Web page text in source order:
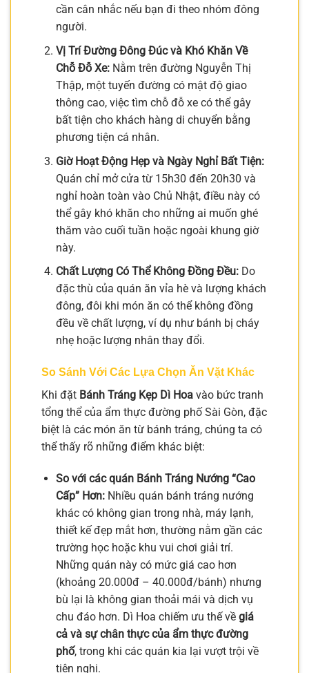
cần cân nhắc nếu bạn đi theo nhóm đông
người.
Vị Trí Đường Đông Đúc và Khó Khăn Về
Chỗ Đỗ Xe:Nằm trên đường Nguyễn Thị
Thập, một tuyến đường có mật độ giao
thông cao, việc tìm chỗ đỗ xe có thể gây
bất tiện cho khách hàng di chuyển bằng
phương tiện cá nhân.
Giờ Hoạt Động Hẹp và Ngày Nghỉ Bất Tiện:
Quán chỉ mở cửa từ 15h30 đến 20h30 và
nghỉ hoàn toàn vào Chủ Nhật, điều này có
thể gây khó khăn cho những ai muốn ghé
thăm vào cuối tuần hoặc ngoài khung giờ
này.
Chất Lượng Có Thể Không Đồng Đều:Do
đặc thù của quán ăn vỉa hè và lượng khách
đông, đôi khi món ăn có thể không đồng
đều về chất lượng, ví dụ như bánh bị cháy
nhẹ hoặc lượng nhân thay đổi.
So Sánh Với Các Lựa Chọn Ăn Vặt Khác
Khi đặt Bánh Tráng Kẹp Dì Hoa vào bức tranh
tổng thể của ẩm thực đường phố Sài Gòn, đặc
biệt là các món ăn từ bánh tráng, chúng ta có
thể thấy rõ những điểm khác biệt:
So với các quán Bánh Tráng Nướng “Cao
Cấp” Hơn:Nhiều quán bánh tráng nướng
khác có không gian trong nhà, máy lạnh,
thiết kế đẹp mắt hơn, thường nằm gần các
trường học hoặc khu vui chơi giải trí.
Những quán này có mức giá cao hơn
(khoảng 20.000đ – 40.000đ/bánh) nhưng
bù lại là không gian thoải mái và dịch vụ
chu đáo hơn. Dì Hoa chiếm ưu thế về giá
cả và sự chân thực của ẩm thực đường
phố, trong khi các quán kia lại vượt trội về
tiện nghi.